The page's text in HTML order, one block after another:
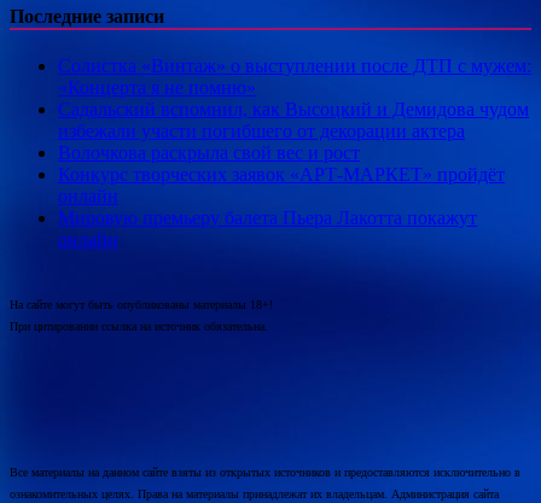
Последние записи
Солистка «Винтаж» о выступлении после ДТП с мужем:
«Концерта я не помню»
Садальский вспомнил, как Высоцкий и Демидова чудом
избежали участи погибшего от декорации актера
Волочкова раскрыла свой вес и рост
Конкурс творческих заявок «АРТ-МАРКЕТ» пройдёт
онлайн
Мировую премьеру балета Пьера Лакотта покажут
онлайн
На сайте могут быть опубликованы материалы 18+!
При цитировании ссылка на источник обязательна.
Все материалы на данном сайте взяты из открытых источников и предоставляются исключительно в
ознакомительных целях. Права на материалы принадлежат их владельцам. Администрация сайта